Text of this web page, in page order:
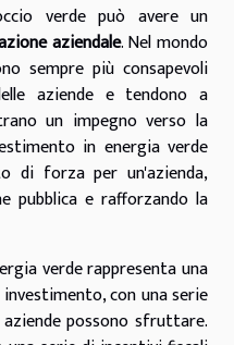
verde può avere un
aziendale. Nel mondo
sempre più consapevoli
aziende e tendono a
un impegno verso la
in energia verde
di forza per un'azienda,
pubblica e rafforzando la
verde rappresenta una
con una serie
possono sfruttare.